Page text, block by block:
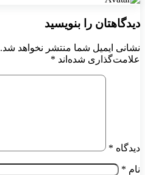
دیدگاهتان را بنویسید
نشانی ایمیل شما منتشر نخواهد شد.
علامت‌گذاری شده‌اند *
دیدگاه *
نام *